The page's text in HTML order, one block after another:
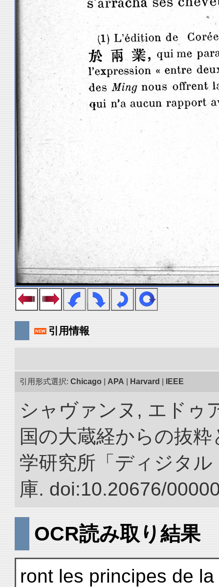
引用情報
引用形式選択: Chicago APA Harvard IEEE
シャヴァンヌ, エドゥ
国の大蔵経からの抜
学研究所「ディジタ
庫. doi:10.20676/
OCR読み取り結果
ront les principes de